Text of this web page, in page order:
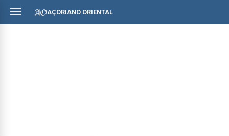
AÇORIANO ORIENTAL